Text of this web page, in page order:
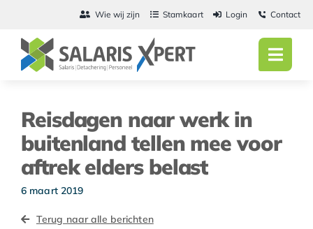
inhoud
Wie wij zijn Stamkaart Login Contact
Reisdagen naar werk in
buitenland tellen mee voor
aftrek elders belast
6 maart 2019
Terug naar alle berichten